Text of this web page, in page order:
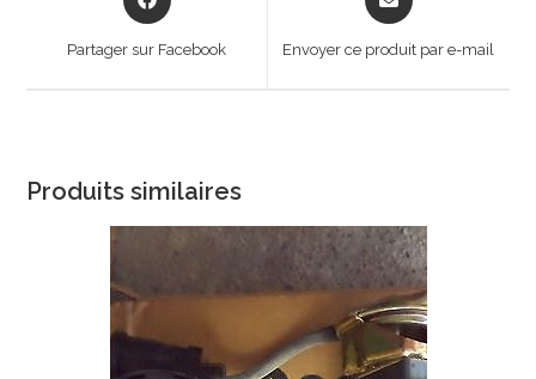
in
Partager sur Facebook
in
new
Envoyer ce produit par e-mail
Produits similaires